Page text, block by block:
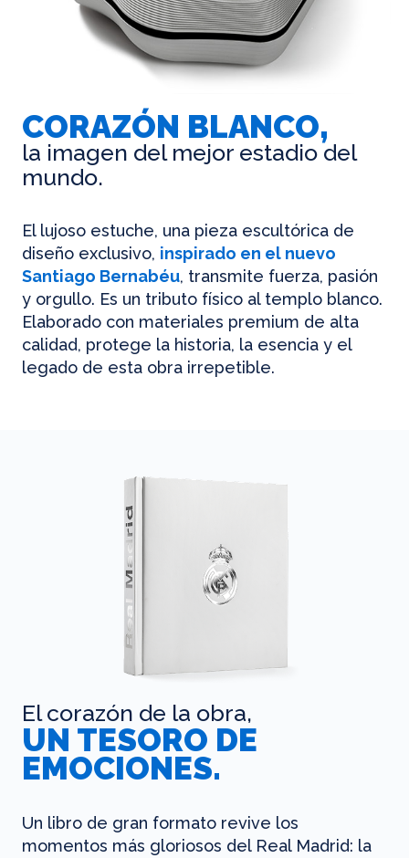
CORAZÓN BLANCO,
la imagen del mejor estadio del
mundo.
El lujoso estuche, una pieza escultórica de
diseño exclusivo, inspirado en el nuevo
Santiago Bernabéu, transmite fuerza, pasión
y orgullo. Es un tributo físico al templo blanco.
Elaborado con materiales premium de alta
calidad, protege la historia, la esencia y el
legado de esta obra irrepetible.
El corazón de la obra,
UN TESORO DE
EMOCIONES.
Un libro de gran formato revive los
momentos más gloriosos del Real Madrid: la